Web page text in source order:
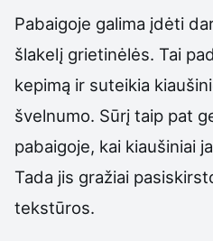
Pabaigoje galima įdėti
šlakelį grietinėlės. Tai
kepimą ir suteikia
švelnumo. Sūrį taip pat
pabaigoje, kai kiaušiniai
Tada jis gražiai
tekstūros.